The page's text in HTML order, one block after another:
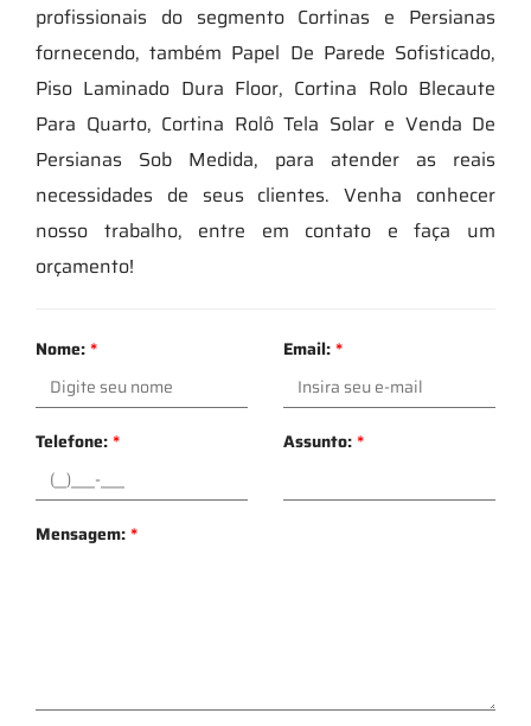
profissionais do segmento Cortinas e Persianas
fornecendo, também Papel De Parede Sofisticado,
Piso Laminado Dura Floor, Cortina Rolo Blecaute
Para Quarto, Cortina Rolô Tela Solar e Venda De
Persianas Sob Medida, para atender as reais
necessidades de seus clientes. Venha conhecer
nosso trabalho, entre em contato e faça um
orçamento!
Nome:* Email:*
Telefone:* Assunto:*
Mensagem:*